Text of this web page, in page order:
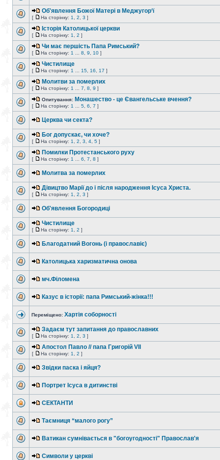
Об'явлення Божої Матері в Меджугор‘ї
[ На сторінку: 1 2 3 ]
Історія Католицької церкви
[ На сторінку: 1 2 ]
Чи має першість Папа Римський?
[ На сторінку: 1 8 9 10 ]
Чистилище
[ На сторінку: 1 15 16 17 ]
Молитви за померлих
[ На сторінку: 1 7 8 9 ]
Опитування: Монашество - це Євангельське вчення?
[ На сторінку: 1 5 6 7 ]
Церква чи секта?
Бог допускає, чи хоче?
[ На сторінку: 1 2 3 4 5 ]
Помилки Протестанського руху
[ На сторінку: 1 6 7 8 ]
Молитва за померлих
Дівицтво Марії до і після народження Ісуса Христа.
[ На сторінку: 1 2 3 ]
Об'явлення Богородиці
Чистилище
[ На сторінку: 1 2 ]
Благодатний Вогонь (і православіє)
Католицька харизматична онова
мч.Філомена
Казус в історії: папа Римський-жінка!!!
Переміщено: Хартія соборності
Задаєм тут запитання до православних
[ На сторінку: 1 2 3 ]
Апостол Павло // папа Григорій VII
[ На сторінку: 1 2 ]
Звідки паска і яйця?
Портрет Ісуса в дитинстві
СЕКТАНТИ
Таємниця “малого рогу”
Ватикан сумнівається в "богоугодності" Православ'я
Символи у церкві